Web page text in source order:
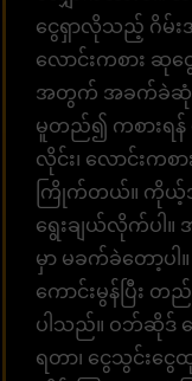
ငွေရှာလိုသည့် ဂိမ်
လောင်းကစား ဆု
အတွက် အခက်ခဲဆုံးစ
မူတည်၍ ကစားရန်
လိုင်း၊ လောင်းကစ
ကြိုက်တယ်။ ကိုယ့်အ
ရွေးချယ်လိုက်ပါ။
မှာ မခက်ခဲတော့ပ
ကောင်းမွန်ပြီး တ
ပါသည်။ ဝဘ်ဆိုဒ်
ရတာ၊ ငွေသွင်းငွ